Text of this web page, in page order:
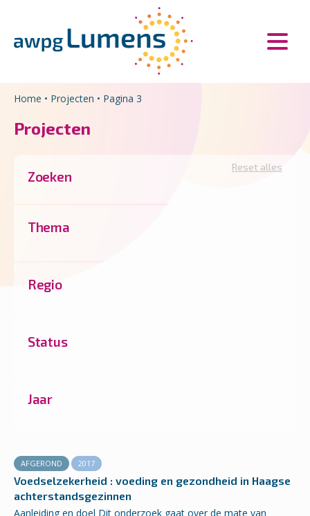
Home • Projecten • Pagina 3
Projecten
Reset alles
Zoeken
Thema
Regio
Status
Jaar
AFGEROND 2017
Voedselzekerheid : voeding en gezondheid in Haagse
achterstandsgezinnen
Aanleiding en doel Dit onderzoek gaat over de mate van